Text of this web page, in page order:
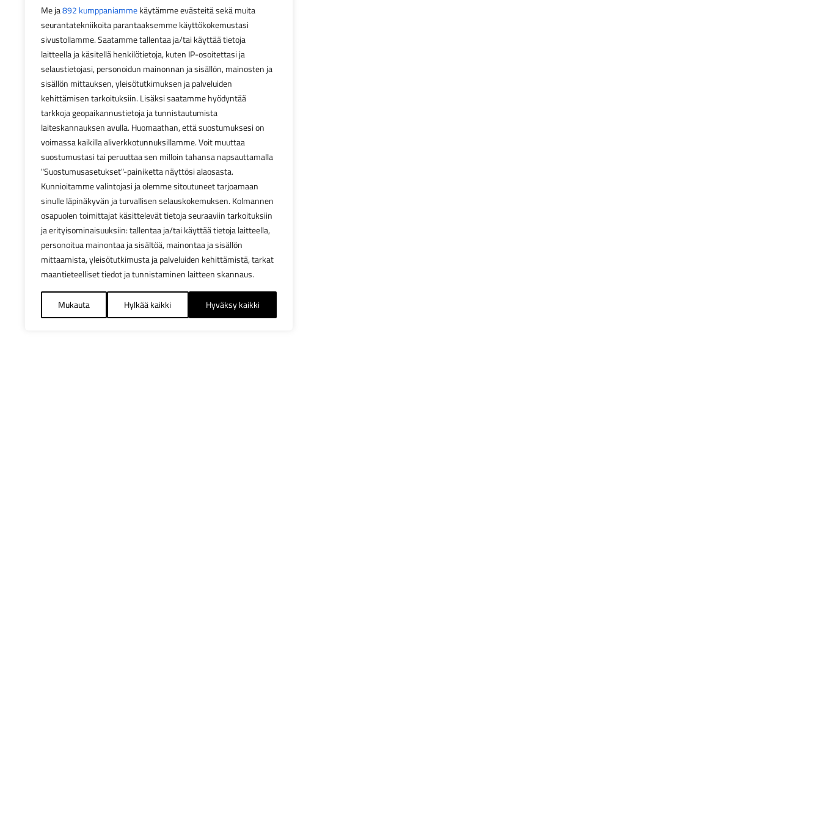
Me ja892 kumppaniammekäytämme evästeitä sekä muita
seurantatekniikoita parantaaksemme käyttökokemustasi
sivustollamme. Saatamme tallentaa ja/tai käyttää tietoja
laitteella ja käsitellä henkilötietoja, kuten IP-osoitettasi ja
selaustietojasi, personoidun mainonnan ja sisällön, mainosten ja
sisällön mittauksen, yleisötutkimuksen ja palveluiden
kehittämisen tarkoituksiin. Lisäksi saatamme hyödyntää
tarkkoja geopaikannustietoja ja tunnistautumista
laiteskannauksen avulla. Huomaathan, että suostumuksesi on
voimassa kaikilla aliverkkotunnuksillamme. Voit muuttaa
suostumustasi tai peruuttaa sen milloin tahansa napsauttamalla
"Suostumusasetukset"-painiketta näyttösi alaosasta.
Kunnioitamme valintojasi ja olemme sitoutuneet tarjoamaan
sinulle läpinäkyvän ja turvallisen selauskokemuksen. Kolmannen
osapuolen toimittajat käsittelevät tietoja seuraaviin tarkoituksiin
ja erityisominaisuuksiin: tallentaa ja/tai käyttää tietoja laitteella,
personoitua mainontaa ja sisältöä, mainontaa ja sisällön
mittaamista, yleisötutkimusta ja palveluiden kehittämistä, tarkat
maantieteelliset tiedot ja tunnistaminen laitteen skannaus.
Mukauta
Hylkää kaikki Hyväksy kaikki